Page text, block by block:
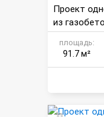
Проект
из
площадь:
91.7 м²